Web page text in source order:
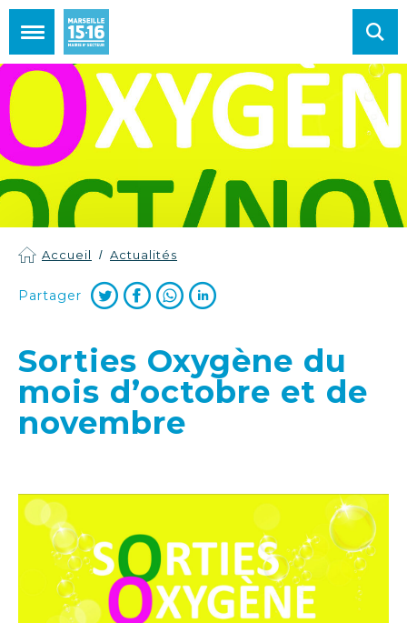
Accueil Actualités
Partager
Sorties Oxygène du
mois d’octobre et de
novembre